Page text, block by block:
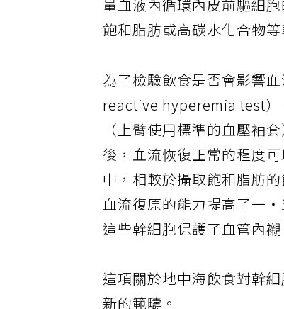
量血液內循環內皮前驅細
飽和脂肪或高碳水化合物
為了檢驗飲食是否會影響
reactive hyperemia test）
（上臂使用標準的血壓袖
後，血流恢復正常的程度
中，相較於攝取飽和脂肪
血流復原的能力提高了一‧
這些幹細胞保護了血管內
這項關於地中海飲食對幹